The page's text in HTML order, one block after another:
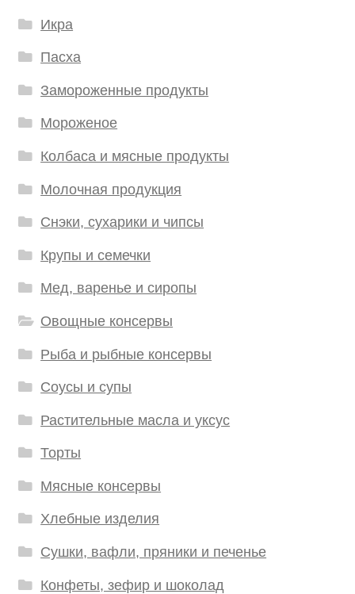
Икра
Пасха
Замороженные продукты
Мороженое
Колбаса и мясные продукты
Молочная продукция
Снэки, сухарики и чипсы
Крупы и семечки
Мед, варенье и сиропы
Овощные консервы
Рыба и рыбные консервы
Соусы и супы
Растительные масла и уксус
Торты
Мясные консервы
Хлебные изделия
Сушки, вафли, пряники и печенье
Конфеты, зефир и шоколад